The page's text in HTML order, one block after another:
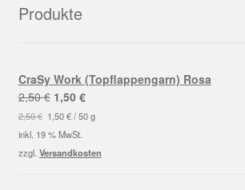
Produkte
CraSy Work (Topflappengarn) Rosa
2,50€ Ursprünglicher
Preis
war:
2,50 €
1,50 €Aktueller
Preis
1,50 €.
2,50€ 1,50€/50 g
inkl. 19 % MwSt.
zzgl. Versandkosten